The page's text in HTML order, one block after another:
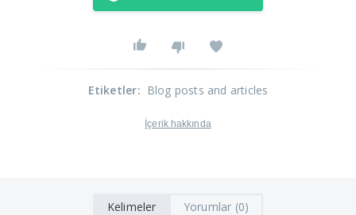
Etiketler: Blog posts and articles
İçerik hakkında
Kelimeler Yorumlar (0)